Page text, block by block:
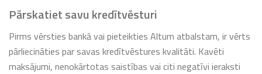
Pārskatiet savu kredītvēsturi
Pirms vērsties bankā vai pieteikties Altum atbalstam, ir vērts
pārliecināties par savas kredītvēstures kvalitāti. Kavēti
maksājumi, nenokārtotas saistības vai citi negatīvi ieraksti